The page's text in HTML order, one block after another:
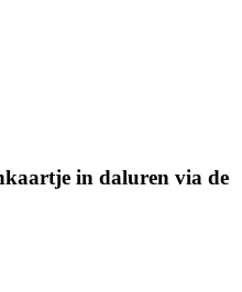
in daluren via de